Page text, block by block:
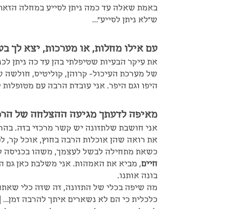
באמת שאלה עד כמה ניתן לסייע במחלה
ש"לא ניתן לסייע"…
עם אילו מחלות, או מערכות, יצא לך
את עיקר הבעיות שטיפלתי בהן עד כה ניתן
של מערכת העיכול- קרוהן, קוליטיס, חולשה
היפו וגם היפר. אני עובדת הרבה עם
מאיפה לדעתך מגיעה ההצלחה של
אני חושבת שלתזונה יש קשר מרכזי בזה.
את רואה שהן אוכלות הרבה בחוץ, אוכל קר,
כשאת מתחילה לבשל לעצמך, משהו בכניסה
חיים, מביא את האמהות. אני משלבת כאן גם
בונה אותנו.
מה שיפה בכלי של התזונה, זה שזה כלי
כלכלית כי הם לא נשארים איתך להרבה זמן…